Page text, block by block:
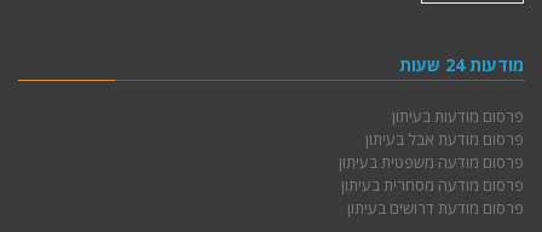
מודעות 24 שעות
פרסום מודעות בעיתון
פרסום מודעת אבל בעיתון
פרסום מודעה משפטית בעיתון
פרסום מודעה מסחרית בעיתון
פרסום מודעת דרושים בעיתון